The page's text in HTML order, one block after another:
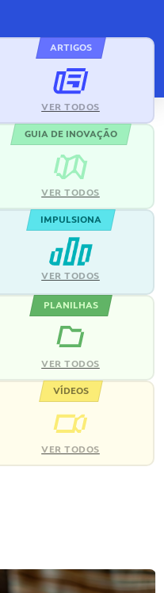
ARTIGOS
VER TODOS
GUIA DE INOVAÇÃO
VER TODOS
IMPULSIONA
VER TODOS
PLANILHAS
VER TODOS
VÍDEOS
VER TODOS